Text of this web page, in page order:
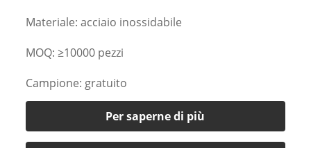
Materiale: acciaio inossidabile
MOQ: ≥10000 pezzi
Campione: gratuito
Per saperne di più